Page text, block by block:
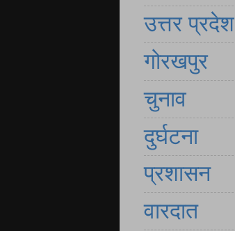
उत्तर प्रदेश
गोरखपुर
चुनाव
दुर्घटना
प्रशासन
वारदात